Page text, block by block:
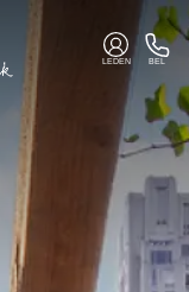
LEDEN BEL